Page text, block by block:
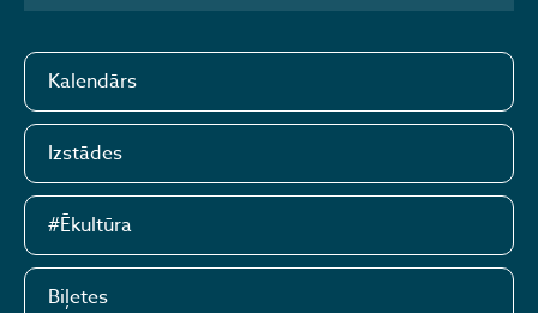
Kalendārs
Izstādes
#Ēkultūra
Biļetes